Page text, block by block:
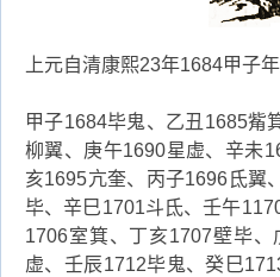
上元自清康熙23年1684甲子
甲子1684毕鬼、乙丑1685觜
柳翼、庚午1690星虚、辛未
亥1695亢奎、丙子1696氐翼
毕、辛巳1701斗氐、壬午
1706室箕、丁亥1707壁毕
虚、壬辰1712毕鬼、癸巳